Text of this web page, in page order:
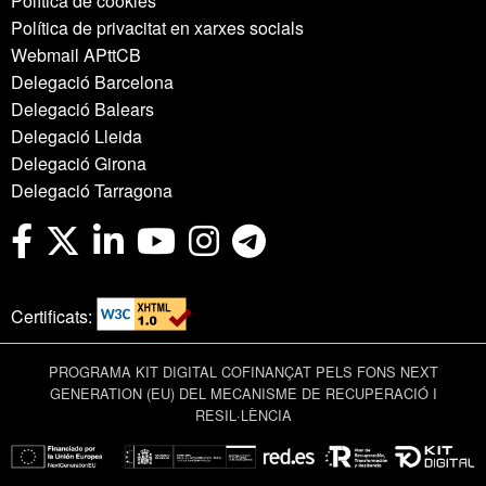
Política de privacitat en xarxes socials
Webmail APttCB
Delegació Barcelona
Delegació Balears
Delegació Lleida
Delegació Girona
Delegació Tarragona
Certificats:
PROGRAMA KIT DIGITAL COFINANÇAT PELS FONS NEXT
GENERATION (EU) DEL MECANISME DE RECUPERACIÓ I
RESIL·LÈNCIA